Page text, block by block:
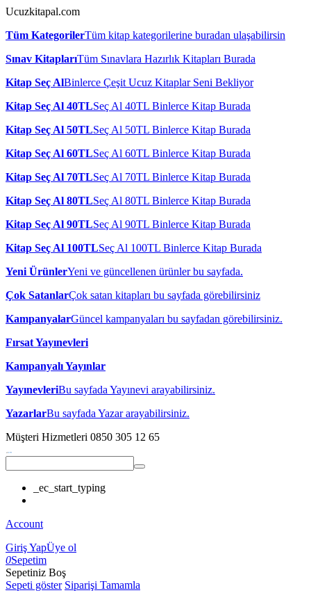
Ucuzkitapal.com
Tüm KategorilerTüm kitap kategorilerine buradan ulaşabilirsin
Sınav KitaplarıTüm Sınavlara Hazırlık Kitapları Burada
Kitap Seç AlBinlerce Çeşit Ucuz Kitaplar Seni Bekliyor
Kitap Seç Al 40TLSeç Al 40TL Binlerce Kitap Burada
Kitap Seç Al 50TLSeç Al 50TL Binlerce Kitap Burada
Kitap Seç Al 60TLSeç Al 60TL Binlerce Kitap Burada
Kitap Seç Al 70TLSeç Al 70TL Binlerce Kitap Burada
Kitap Seç Al 80TLSeç Al 80TL Binlerce Kitap Burada
Kitap Seç Al 90TLSeç Al 90TL Binlerce Kitap Burada
Kitap Seç Al 100TLSeç Al 100TL Binlerce Kitap Burada
Yeni ÜrünlerYeni ve güncellenen ürünler bu sayfada.
Çok SatanlarÇok satan kitapları bu sayfada görebilirsiniz
KampanyalarGüncel kampanyaları bu sayfadan görebilirsiniz.
Fırsat Yayınevleri
Kampanyalı Yayınlar
YayınevleriBu sayfada Yayınevi arayabilirsiniz.
YazarlarBu sayfada Yazar arayabilirsiniz.
Müşteri Hizmetleri 0850 305 12 65
_ec_start_typing
Account
Giriş YapÜye ol
0Sepetim
Sepetiniz Boş
Sepeti göster Siparişi Tamamla